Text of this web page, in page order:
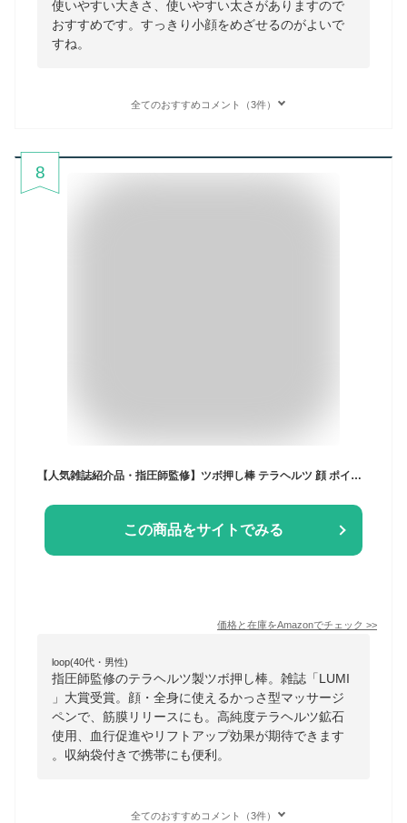
使いやすい大きさ、使いやすい太さがありますので
おすすめです。すっきり小顔をめざせるのがよいで
すね。
全てのおすすめコメント（3件）
8
【人気雑誌紹介品・指圧師監修】ツボ押し棒 テラヘルツ 顔 ポインター 雑誌「LUMI」で大賞受賞 かっさ棒型 全身使えるマッサージペン 筋膜リリース 収納袋付 Rena Chris シルバー
この商品をサイトでみる
価格と在庫をAmazonでチェック >>
loop(40代・男性)
指圧師監修のテラヘルツ製ツボ押し棒。雑誌「LUMI
」大賞受賞。顔・全身に使えるかっさ型マッサージ
ペンで、筋膜リリースにも。高純度テラヘルツ鉱石
使用、血行促進やリフトアップ効果が期待できます
。収納袋付きで携帯にも便利。
全てのおすすめコメント（3件）